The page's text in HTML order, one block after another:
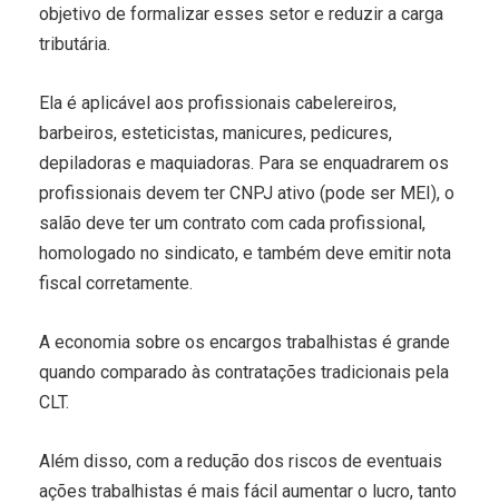
objetivo de formalizar esses setor e reduzir a carga
tributária.
Ela é aplicável aos profissionais cabelereiros,
barbeiros, esteticistas, manicures, pedicures,
depiladoras e maquiadoras. Para se enquadrarem os
profissionais devem ter CNPJ ativo (pode ser MEI), o
salão deve ter um contrato com cada profissional,
homologado no sindicato, e também deve emitir nota
fiscal corretamente.
A economia sobre os encargos trabalhistas é grande
quando comparado às contratações tradicionais pela
CLT.
Além disso, com a redução dos riscos de eventuais
ações trabalhistas é mais fácil aumentar o lucro, tanto